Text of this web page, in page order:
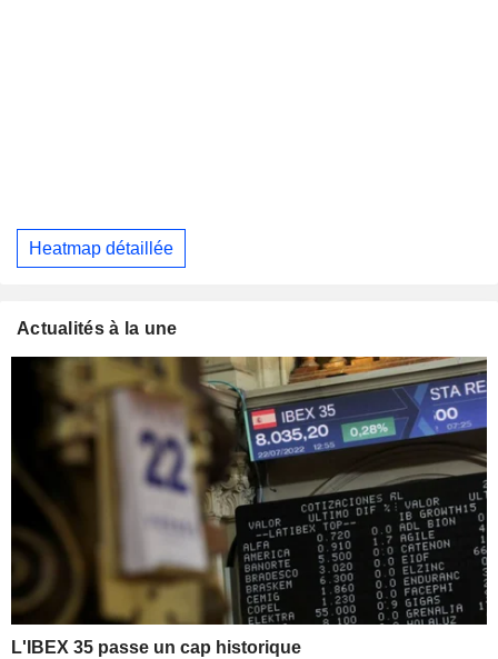
Heatmap détaillée
Actualités à la une
L'IBEX 35 passe un cap historique